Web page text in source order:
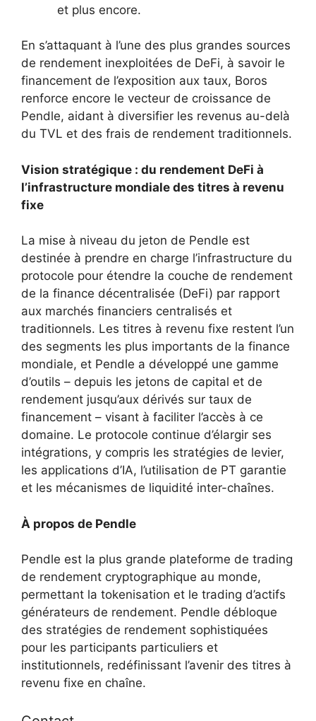
et plus encore.
En s’attaquant à l’une des plus grandes sources
de rendement inexploitées de DeFi, à savoir le
financement de l’exposition aux taux, Boros
renforce encore le vecteur de croissance de
Pendle, aidant à diversifier les revenus au-delà
du TVL et des frais de rendement traditionnels.
Vision stratégique : du rendement DeFi à
l’infrastructure mondiale des titres à revenu
fixe
La mise à niveau du jeton de Pendle est
destinée à prendre en charge l’infrastructure du
protocole pour étendre la couche de rendement
de la finance décentralisée (DeFi) par rapport
aux marchés financiers centralisés et
traditionnels. Les titres à revenu fixe restent l’un
des segments les plus importants de la finance
mondiale, et Pendle a développé une gamme
d’outils – depuis les jetons de capital et de
rendement jusqu’aux dérivés sur taux de
financement – ​​visant à faciliter l’accès à ce
domaine. Le protocole continue d’élargir ses
intégrations, y compris les stratégies de levier,
les applications d’IA, l’utilisation de PT garantie
et les mécanismes de liquidité inter-chaînes.
À propos de Pendle
Pendle est la plus grande plateforme de trading
de rendement cryptographique au monde,
permettant la tokenisation et le trading d’actifs
générateurs de rendement. Pendle débloque
des stratégies de rendement sophistiquées
pour les participants particuliers et
institutionnels, redéfinissant l’avenir des titres à
revenu fixe en chaîne.